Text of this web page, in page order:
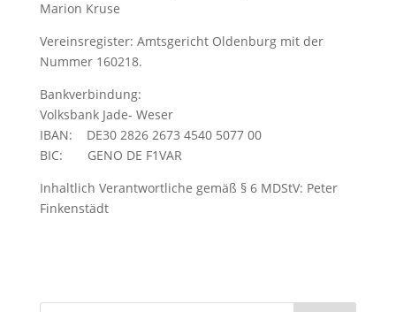
Marion Kruse
Vereinsregister: Amtsgericht Oldenburg mit der
Nummer 160218.
Bankverbindung:
Volksbank Jade- Weser
IBAN: DE30 2826 2673 4540 5077 00
BIC: GENO DE F1VAR
Inhaltlich Verantwortliche gemäß § 6 MDStV: Peter
Finkenstädt